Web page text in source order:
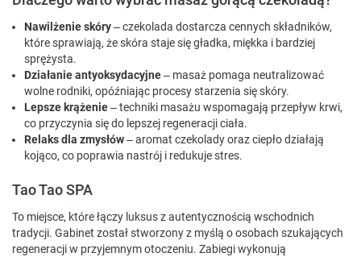
Nawilżenie skóry– czekolada dostarcza cennych składników,
które sprawiają, że skóra staje się gładka, miękka i bardziej
sprężysta.
Działanie antyoksydacyjne– masaż pomaga neutralizować
wolne rodniki, opóźniając procesy starzenia się skóry.
Lepsze krążenie– techniki masażu wspomagają przepływ krwi,
co przyczynia się do lepszej regeneracji ciała.
Relaks dla zmysłów– aromat czekolady oraz ciepło działają
kojąco, co poprawia nastrój i redukuje stres.
Tao Tao SPA
To miejsce, które łączy luksus z autentycznością wschodnich
tradycji. Gabinet został stworzony z myślą o osobach szukających
regeneracji w przyjemnym otoczeniu. Zabiegi wykonują